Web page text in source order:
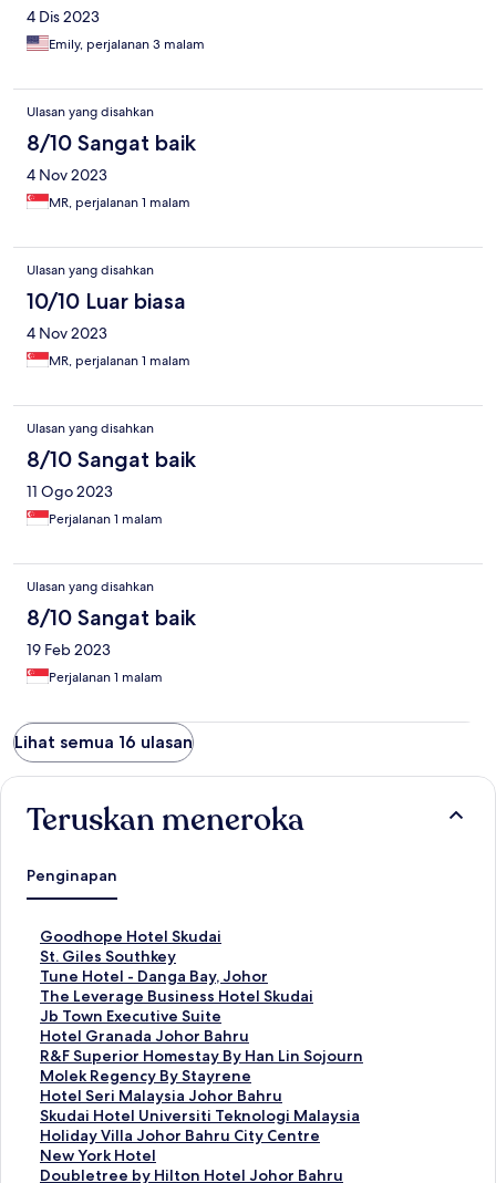
4 Dis 2023
Emily, perjalanan 3 malam
Ulasan yang disahkan
8/10 Sangat baik
4 Nov 2023
MR, perjalanan 1 malam
Ulasan yang disahkan
10/10 Luar biasa
4 Nov 2023
MR, perjalanan 1 malam
Ulasan yang disahkan
8/10 Sangat baik
11 Ogo 2023
Perjalanan 1 malam
Ulasan yang disahkan
8/10 Sangat baik
19 Feb 2023
Perjalanan 1 malam
Lihat semua 16 ulasan
Teruskan meneroka
Penginapan
Goodhope Hotel Skudai
P
a
u
t
a
n
S
t
a
n
d
a
r
St. Giles Southkey
P
a
u
t
a
n
S
t
a
n
d
a
Tune Hotel - Danga Bay, Johor
P
a
u
t
a
n
S
t
a
n
d
The Leverage Business Hotel Skudai
P
a
u
t
a
n
S
t
a
n
Jb Town Executive Suite
P
a
u
t
a
n
S
t
a
Hotel Granada Johor Bahru
P
a
u
t
a
n
S
t
R&F Superior Homestay By Han Lin Sojourn
P
a
u
t
a
n
S
Molek Regency By Stayrene
P
a
u
t
a
n
Hotel Seri Malaysia Johor Bahru
P
a
u
t
a
Skudai Hotel Universiti Teknologi Malaysia
P
a
u
t
Holiday Villa Johor Bahru City Centre
P
a
u
New York Hotel
P
a
Doubletree by Hilton Hotel Johor Bahru
P